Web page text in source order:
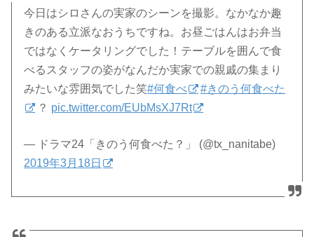
今日はシロさんの実家のシーンを撮影。なかなか趣
きのある立派なおうちですね。お昼ごはんはお弁当
ではなくケータリングでした！テーブルを囲んで食
べるスタッフの姿がなんだか実家での親戚の集まり
みたいな雰囲気でした笑#何食べ
#きのう何食べた
？ pic.twitter.com/EUbMsXJ7Rt
— ドラマ24「きのう何食べた？」 (@tx_nanitabe)
2019年3月18日